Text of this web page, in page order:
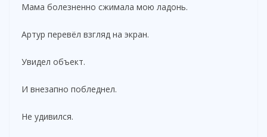
Мама болезненно сжимала мою ладонь.
Артур перевёл взгляд на экран.
Увидел объект.
И внезапно побледнел.
Не удивился.